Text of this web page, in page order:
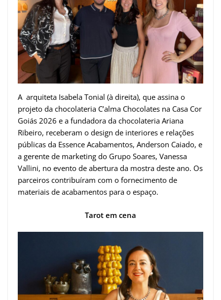
A arquiteta Isabela Tonial (à direita), que assina o
projeto da chocolateria C’alma Chocolates na Casa Cor
Goiás 2026 e a fundadora da chocolateria Ariana
Ribeiro, receberam o design de interiores e relações
públicas da Essence Acabamentos, Anderson Caiado, e
a gerente de marketing do Grupo Soares, Vanessa
Vallini, no evento de abertura da mostra deste ano. Os
parceiros contribuíram com o fornecimento de
materiais de acabamentos para o espaço.
Tarot em cena